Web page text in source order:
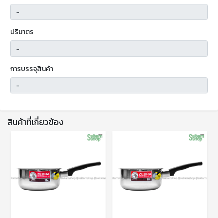
ปริมาตร
การบรรจุสินค้า
สินค้าที่เกี่ยวข้อง